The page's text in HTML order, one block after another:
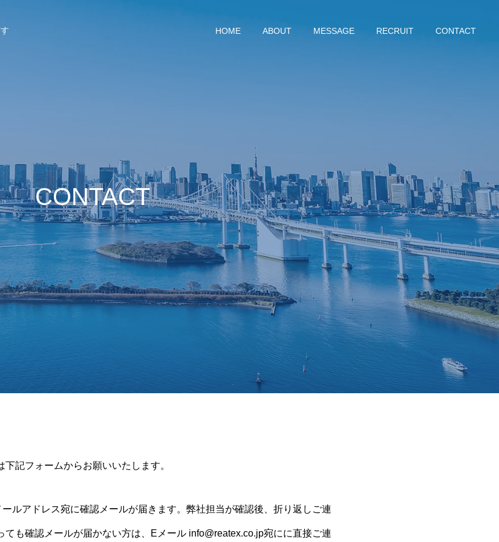
HOME ABOUT MESSAGE RECRUIT CONTACT
CONTACT
記フォームからお願いいたします。
ルアドレス宛に確認メールが届きます。弊社担当が確認後、折り返しご連
も確認メールが届かない方は、Eメール info@reatex.co.jp宛にに直接ご連